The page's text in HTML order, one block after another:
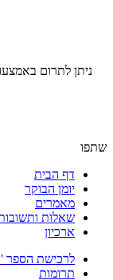
ניתן לתרום
שתפו
דף הבית
יומן הבוקר
מאמרים
שאלות
ארכיון
לרכישת הספר
תרומות